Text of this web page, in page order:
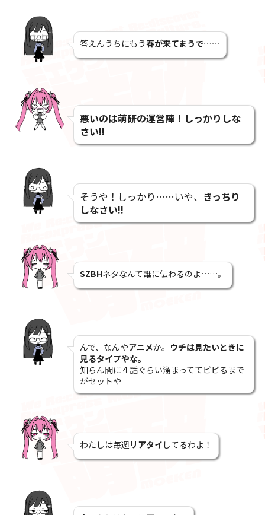
答えんうちにもう春が来てまうで……
悪いのは萌研の運営陣！しっかりしな
さい!!
そうや！しっかり……いや、 きっちり
しなさい!!
SZBHネタなんて誰に伝わるのよ……。
んで、なんやアニメか。 ウチは見たいときに
見るタイプやな。
知らん間に４話ぐらい溜まっててビビるまで
がセットや
わたしは毎週 リアタイ してるわよ！